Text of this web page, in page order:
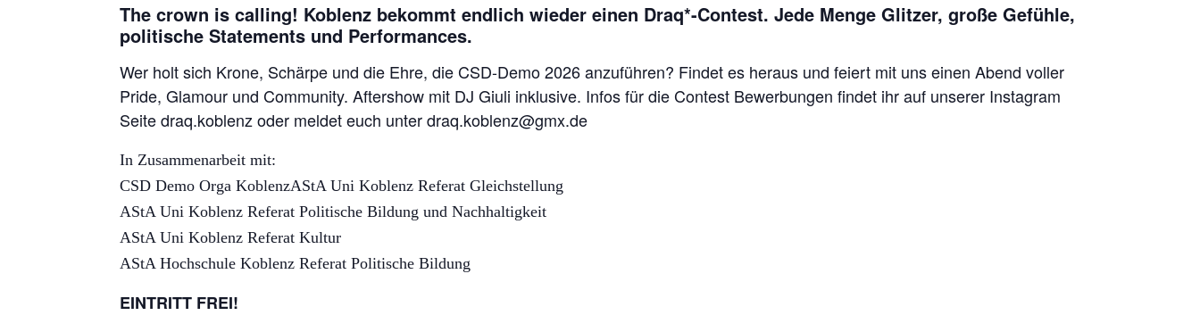
The crown is calling! Koblenz bekommt endlich wieder einen Draq*-Contest. Jede Menge Glitzer, große Gefühle,
politische Statements und Performances.
Wer holt sich Krone, Schärpe und die Ehre, die CSD-Demo 2026 anzuführen? Findet es heraus und feiert mit uns einen Abend voller
Pride, Glamour und Community. Aftershow mit DJ Giuli inklusive. Infos für die Contest Bewerbungen findet ihr auf unserer Instagram
Seite draq.koblenz oder meldet euch unter draq.koblenz@gmx.de
In Zusammenarbeit mit:
CSD Demo Orga KoblenzAStA Uni Koblenz Referat Gleichstellung
AStA Uni Koblenz Referat Politische Bildung und Nachhaltigkeit
AStA Uni Koblenz Referat Kultur
AStA Hochschule Koblenz Referat Politische Bildung
EINTRITT FREI!